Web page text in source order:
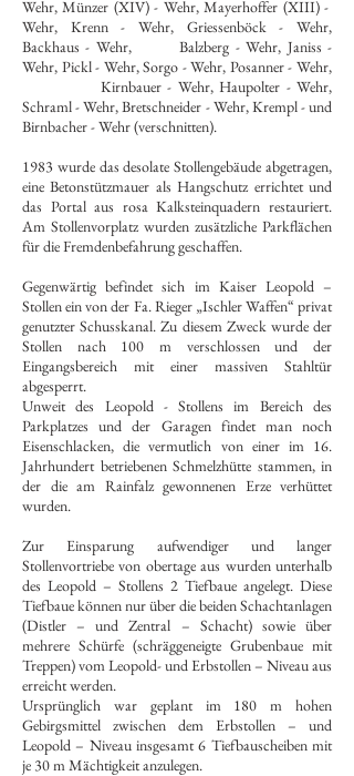
Wehr, Münzer (XIV) - Wehr, Mayerhoffer (XIII) -
Wehr, Krenn - Wehr, Griessenböck - Wehr,
Backhaus - Wehr, Balzberg - Wehr, Janiss -
Wehr, Pickl - Wehr, Sorgo - Wehr, Posanner - Wehr,
Kirnbauer - Wehr, Haupolter - Wehr,
Schraml - Wehr, Bretschneider - Wehr, Krempl - und
Birnbacher - Wehr (verschnitten).
1983 wurde das desolate Stollengebäude abgetragen,
eine Betonstützmauer als Hangschutz errichtet und
das Portal aus rosa Kalksteinquadern restauriert.
Am Stollenvorplatz wurden zusätzliche Parkflächen
für die Fremdenbefahrung geschaffen.
Gegenwärtig befindet sich im Kaiser Leopold –
Stollen ein von der Fa. Rieger „Ischler Waffen“ privat
genutzter Schusskanal. Zu diesem Zweck wurde der
Stollen nach 100 m verschlossen und der
Eingangsbereich mit einer massiven Stahltür
abgesperrt.
Unweit des Leopold - Stollens im Bereich des
Parkplatzes und der Garagen findet man noch
Eisenschlacken, die vermutlich von einer im 16.
Jahrhundert betriebenen Schmelzhütte stammen, in
der die am Rainfalz gewonnenen Erze verhüttet
wurden.
Zur Einsparung aufwendiger und langer
Stollenvortriebe von obertage aus wurden unterhalb
des Leopold – Stollens 2 Tiefbaue angelegt. Diese
Tiefbaue können nur über die beiden Schachtanlagen
(Distler – und Zentral – Schacht) sowie über
mehrere Schürfe (schräggeneigte Grubenbaue mit
Treppen) vom Leopold- und Erbstollen – Niveau aus
erreicht werden.
Ursprünglich war geplant im 180 m hohen
Gebirgsmittel zwischen dem Erbstollen – und
Leopold – Niveau insgesamt 6 Tiefbauscheiben mit
je 30 m Mächtigkeit anzulegen.